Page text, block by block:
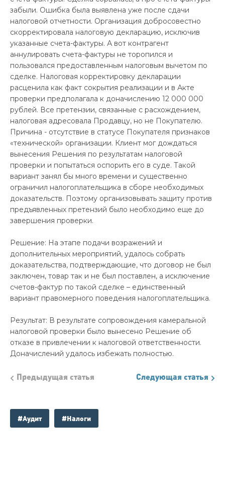
забыли. Ошибка была выявлена уже после сдачи
налоговой отчетности. Организация добросовестно
скорректировала налоговую декларацию, исключив
указанные счета-фактуры. А вот контрагент
аннулировать счета-фактуры не торопился и
пользовался предоставленным налоговым вычетом по
сделке. Налоговая корректировку декларации
расценила как факт сокрытия реализации и в Акте
проверки предполагала к доначислению 12 000 000
рублей. Все претензии, связанные с расхождением,
налоговая адресовала Продавцу, но не Покупателю.
Причина - отсутствие в статусе Покупателя признаков
«технической» организации. Клиент мог дождаться
вынесения Решения по результатам налоговой
проверки и попытаться оспорить его в суде. Такой
вариант занял бы много времени и существенно
ограничил налогоплательщика в сборе необходимых
доказательств. Поэтому организовывать защиту против
предъявленных претензий было необходимо еще до
завершения проверки.
Решение: На этапе подачи возражений и
дополнительных мероприятий, удалось собрать
доказательства, подтверждающие, что договор не был
заключен, товар так и не был поставлен, а исключение
счетов-фактур по такой сделке – единственный
вариант правомерного поведения налогоплательщика.
Результат: В результате сопровождения камеральной
налоговой проверки было вынесено Решение об
отказе в привлечении к налоговой ответственности.
Доначислений удалось избежать полностью.
Предыдущая статья Следующая статья
#Аудит #Налоги